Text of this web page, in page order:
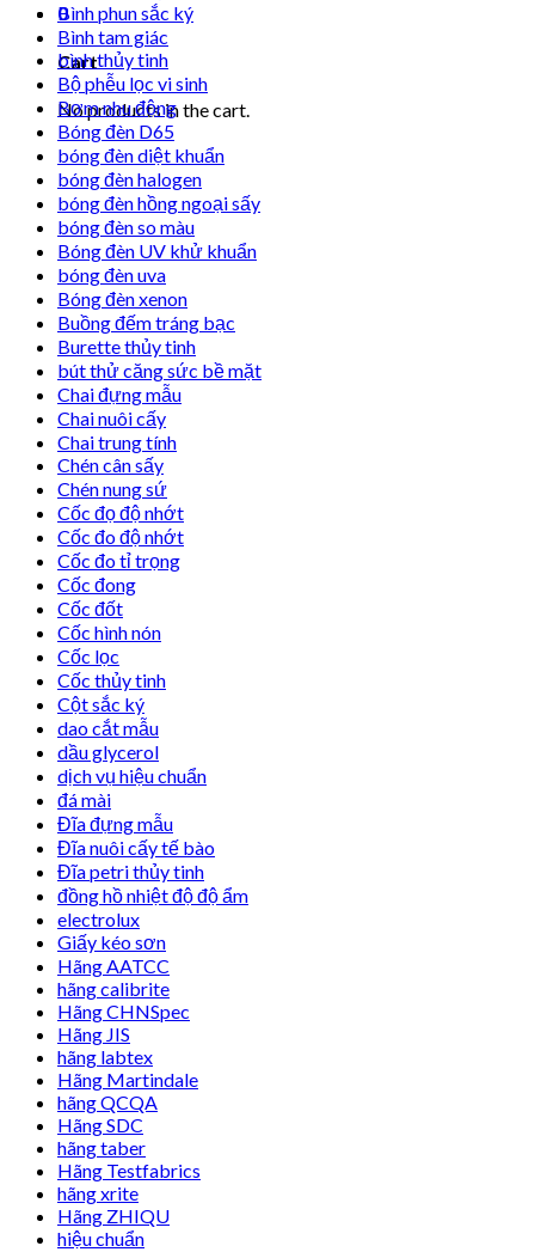
0
Cart
No products in the cart.
Bình phun sắc ký
Bình tam giác
bình thủy tinh
Bộ phễu lọc vi sinh
Bơm nhu động
Bóng đèn D65
bóng đèn diệt khuẩn
bóng đèn halogen
bóng đèn hồng ngoại sấy
bóng đèn so màu
Bóng đèn UV khử khuẩn
bóng đèn uva
Bóng đèn xenon
Buồng đếm tráng bạc
Burette thủy tinh
bút thử căng sức bề mặt
Chai đựng mẫu
Chai nuôi cấy
Chai trung tính
Chén cân sấy
Chén nung sứ
Cốc đọ độ nhớt
Cốc đo độ nhớt
Cốc đo tỉ trọng
Cốc đong
Cốc đốt
Cốc hình nón
Cốc lọc
Cốc thủy tinh
Cột sắc ký
dao cắt mẫu
dầu glycerol
dịch vụ hiệu chuẩn
đá mài
Đĩa đựng mẫu
Đĩa nuôi cấy tế bào
Đĩa petri thủy tinh
đồng hồ nhiệt độ độ ẩm
electrolux
Giấy kéo sơn
Hãng AATCC
hãng calibrite
Hãng CHNSpec
Hãng JIS
hãng labtex
Hãng Martindale
hãng QCQA
Hãng SDC
hãng taber
Hãng Testfabrics
hãng xrite
Hãng ZHIQU
hiệu chuẩn